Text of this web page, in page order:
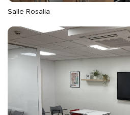
Salle Rosalia